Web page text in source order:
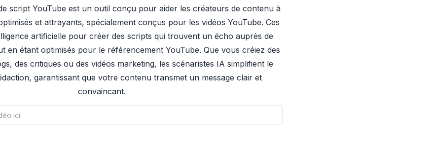
script YouTube est un outil conçu pour aider les créateurs de contenu à
et attrayants, spécialement conçus pour les vidéos YouTube. Ces
artificielle pour créer des scripts qui trouvent un écho auprès de
en étant optimisés pour le référencement YouTube. Que vous créiez des
des critiques ou des vidéos marketing, les scénaristes IA simplifient le
garantissant que votre contenu transmet un message clair et
convaincant.